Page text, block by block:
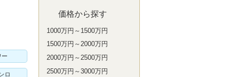
ー
ロ
価格から探す
1000万円～1500万円
1500万円～2000万円
2000万円～2500万円
2500万円～3000万円